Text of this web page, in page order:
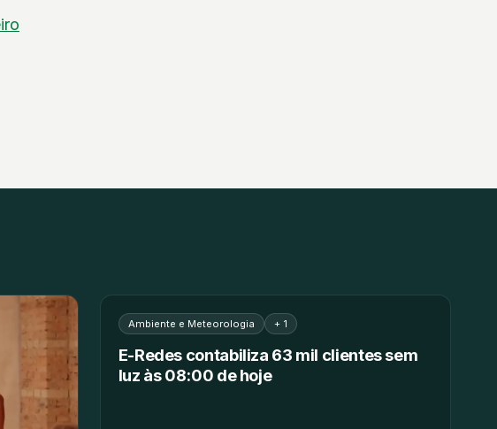
Ambiente e Meteorologia + 1
E-Redes contabiliza 63 mil clientes sem
luz às 08:00 de hoje